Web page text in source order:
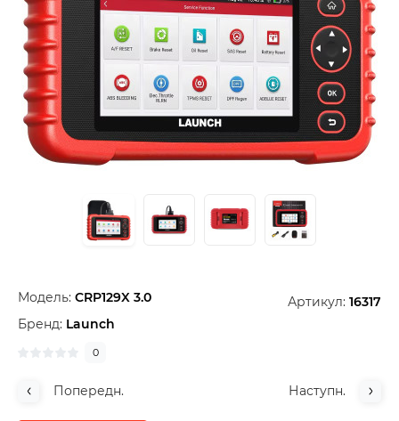
Модель: CRP129X 3.0 Артикул: 16317
Бренд: Launch
0
Попередн. Наступн.